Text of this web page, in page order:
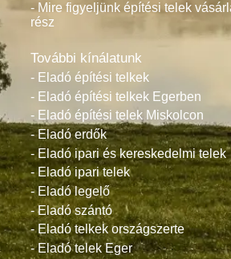
- Mire figyeljünk építési telek
rész
További kínálatunk
- Eladó építési telkek
- Eladó építési telkek Egerben
- Eladó építési telek Miskolcon
- Eladó erdők
- Eladó ipari és kereskedelmi telek
- Eladó ipari telek
- Eladó legelő
- Eladó szántó
- Eladó telkek országszerte
- Eladó telek Eger